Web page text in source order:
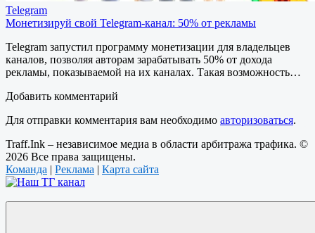
Telegram
Монетизируй свой Telegram-канал: 50% от рекламы
Telegram запустил программу монетизации для владельцев
каналов, позволяя авторам зарабатывать 50% от дохода
рекламы, показываемой на их каналах. Такая возможность…
Добавить комментарий
Для отправки комментария вам необходимо авторизоваться.
Traff.Ink – независимое медиа в области арбитража трафика. ©
2026 Все права защищены.
Команда | Реклама | Карта сайта